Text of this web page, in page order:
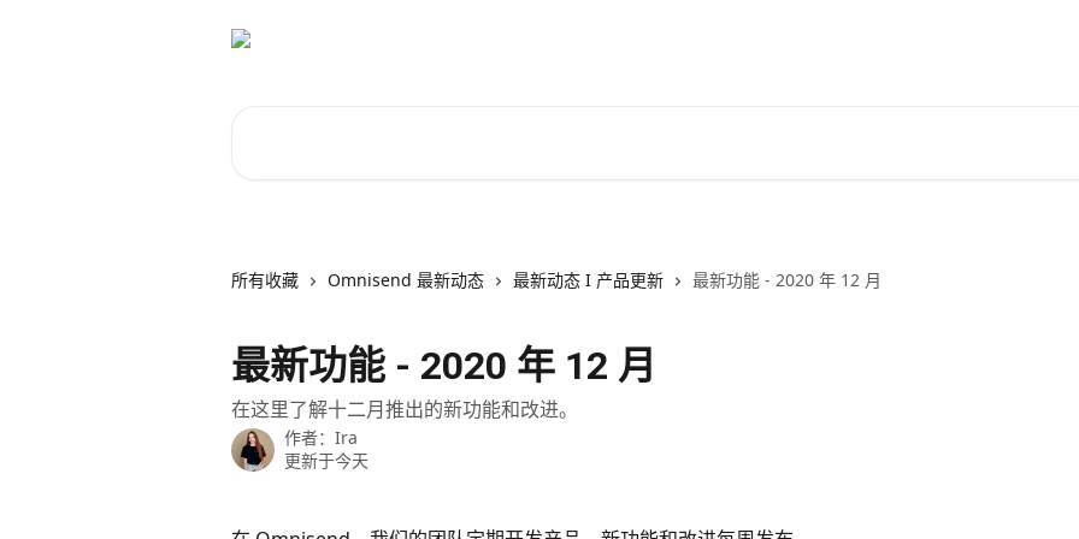
所有收藏 Omnisend 最新动态 最新动态 I 产品更新 最新功能 - 2020 年 12 月
最新功能 - 2020 年 12 月
在这里了解十二月推出的新功能和改进。
作者： Ira
更新于今天